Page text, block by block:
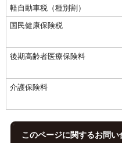
軽自動車税（種別割）
国民健康保険税
後期高齢者医療保険料
介護保険料
このページに関するお問い